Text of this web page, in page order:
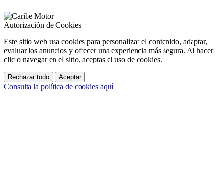
Autorización de Cookies
Este sitio web usa cookies para personalizar el contenido, adaptar,
evaluar los anuncios y ofrecer una experiencia más segura. Al hacer
clic o navegar en el sitio, aceptas el uso de cookies.
Rechazar todo Aceptar
Consulta la política de cookies aquí